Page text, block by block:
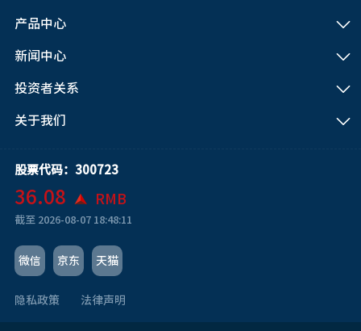
产品中心
新闻中心
投资者关系
关于我们
股票代码：300723
36.08 RMB
截至 2026-08-07 18:48:11
微信 京东 天猫
隐私政策 法律声明